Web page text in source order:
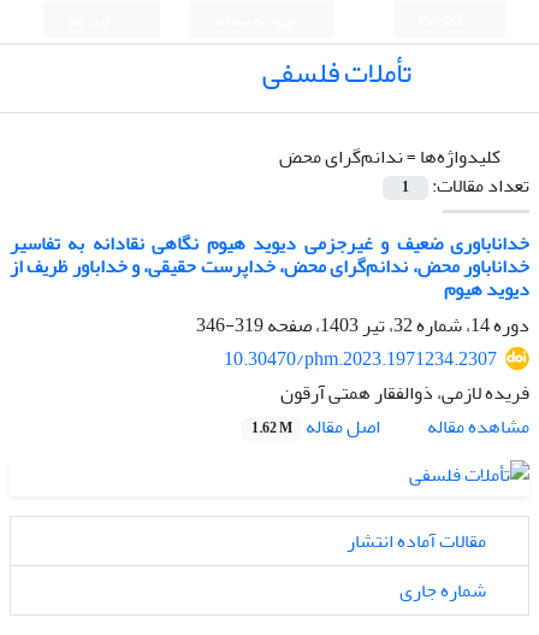
تأملات فلسفی
کلیدواژه‌ها =ندانم‌گرای محض
تعداد مقالات:
1
خداناباوری ضعیف و غیرجزمی دیوید هیوم نگاهی نقادانه به تفاسیر
خداناباور محض، ندانم‌گرای محض، خداپرست حقیقی، و خداباور ظریف از
دیوید هیوم
دوره 14، شماره 32، تیر 1403، صفحه
319-346
10.30470/phm.2023.1971234.2307
فریده لازمی، ذوالفقار همتی آرقون
مشاهده مقاله
اصل مقاله 1.62 M
مقالات آماده انتشار
شماره جاری